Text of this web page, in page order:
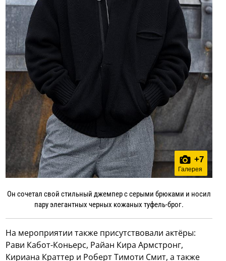
+7
Галерея
Он сочетал свой стильный джемпер с серыми брюками и носил
пару элегантных черных кожаных туфель-брог.
На мероприятии также присутствовали актёры:
Рави Кабот-Коньерс, Райан Кира Армстронг,
Кириана Краттер и Роберт Тимоти Смит, а также